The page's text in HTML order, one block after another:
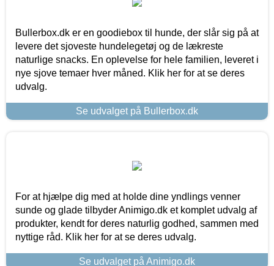
Bullerbox.dk er en goodiebox til hunde, der slår sig på at
levere det sjoveste hundelegetøj og de lækreste
naturlige snacks. En oplevelse for hele familien, leveret i
nye sjove temaer hver måned. Klik her for at se deres
udvalg.
Se udvalget på Bullerbox.dk
For at hjælpe dig med at holde dine yndlings venner
sunde og glade tilbyder Animigo.dk et komplet udvalg af
produkter, kendt for deres naturlig godhed, sammen med
nyttige råd. Klik her for at se deres udvalg.
Se udvalget på Animigo.dk